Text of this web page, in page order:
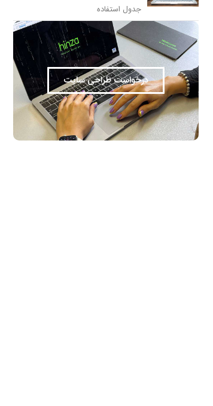
جدول استفاده
درخواست طراحی سایت